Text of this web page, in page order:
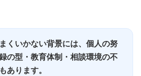
くいかない背景には、個人の努
の型・教育体制・相談環境の不
あります。